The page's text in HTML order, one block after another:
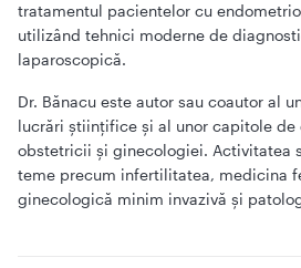
tratamentul pacientelor cu
utilizând tehnici moderne de
laparoscopică.
Dr. Bănacu este autor sau coautor al
lucrări științifice și al unor capitole de
obstetricii și ginecologiei. Activitatea
teme precum infertilitatea, medicina
ginecologică minim invazivă și